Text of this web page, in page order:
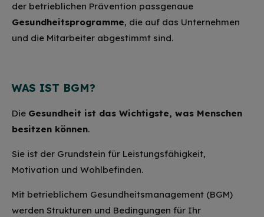
der betrieblichen Prävention passgenaue
Gesundheitsprogramme, die auf das Unternehmen
und die Mitarbeiter abgestimmt sind.
WAS IST BGM?
Die Gesundheit ist das Wichtigste, was Menschen
besitzen können.
Sie ist der Grundstein für Leistungsfähigkeit,
Motivation und Wohlbefinden.
Mit betrieblichem Gesundheitsmanagement (BGM)
werden Strukturen und Bedingungen für Ihr